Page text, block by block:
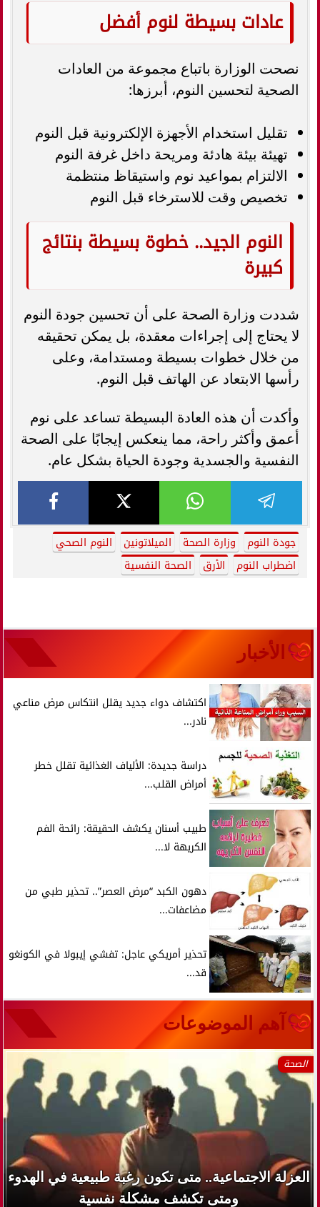
عادات بسيطة لنوم أفضل
نصحت الوزارة باتباع مجموعة من العادات
الصحية لتحسين النوم، أبرزها:
تقليل استخدام الأجهزة الإلكترونية قبل النوم
تهيئة بيئة هادئة ومريحة داخل غرفة النوم
الالتزام بمواعيد نوم واستيقاظ منتظمة
تخصيص وقت للاسترخاء قبل النوم
النوم الجيد.. خطوة بسيطة بنتائج
كبيرة
شددت وزارة الصحة على أن تحسين جودة النوم
لا يحتاج إلى إجراءات معقدة، بل يمكن تحقيقه
من خلال خطوات بسيطة ومستدامة، وعلى
رأسها الابتعاد عن الهاتف قبل النوم.
وأكدت أن هذه العادة البسيطة تساعد على نوم
أعمق وأكثر راحة، مما ينعكس إيجابًا على الصحة
النفسية والجسدية وجودة الحياة بشكل عام.
جودة النوم وزارة الصحة الميلاتونين
النوم الصحي
اضطراب النوم
الأرق الصحة النفسية
الأخبار
اكتشاف دواء جديد يقلل انتكاس مرض مناعي
نادر...
دراسة جديدة: الألياف الغذائية تقلل خطر
أمراض القلب...
طبيب أسنان يكشف الحقيقة: رائحة الفم
الكريهة لا...
دهون الكبد “مرض العصر”.. تحذير طبي من
مضاعفات...
تحذير أمريكي عاجل: تفشي إيبولا في الكونغو
قد...
آهم الموضوعات
الصحة
العزلة الاجتماعية.. متى تكون رغبة طبيعية في الهدوء
ومتى تكشف مشكلة نفسية